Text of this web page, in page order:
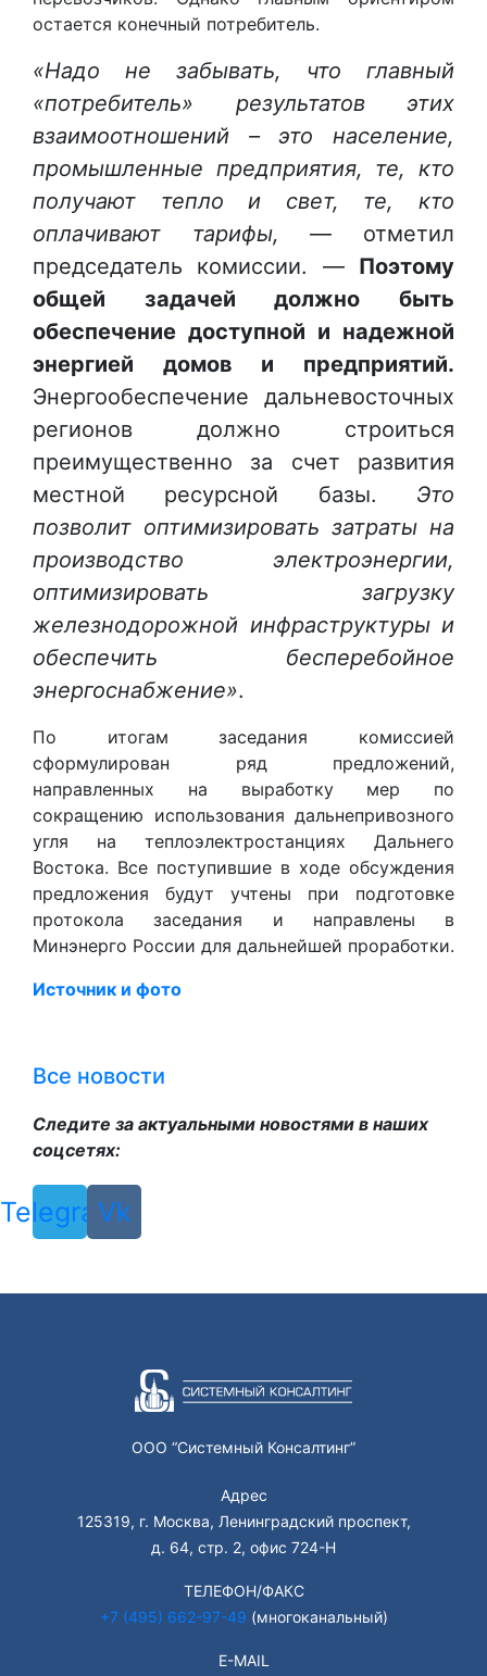
остается конечный потребитель.
«Надо не забывать, что главный
«потребитель» результатов этих
взаимоотношений – это население,
промышленные предприятия, те, кто
получают тепло и свет, те, кто
оплачивают тарифы, — отметил
председатель комиссии. — Поэтому
общей задачей должно быть
обеспечение доступной и надежной
энергией домов и предприятий.
Энергообеспечение дальневосточных
регионов должно строиться
преимущественно за счет развития
местной ресурсной базы. Это
позволит оптимизировать затраты на
производство электроэнергии,
оптимизировать загрузку
железнодорожной инфраструктуры и
обеспечить бесперебойное
энергоснабжение».
По итогам заседания комиссией
сформулирован ряд предложений,
направленных на выработку мер по
сокращению использования дальнепривозного
угля на теплоэлектростанциях Дальнего
Востока. Все поступившие в ходе обсуждения
предложения будут учтены при подготовке
протокола заседания и направлены в
Минэнерго России для дальнейшей проработки.
Источник и фото
Все новости
Следите за актуальными новостями в наших
соцсетях:
Telegram
Vk
ООО “Системный Консалтинг”
Адрес
125319, г. Москва, Ленинградский проспект,
д. 64, стр. 2, офис 724-Н
ТЕЛЕФОН/ФАКС
+7 (495) 662-97-49 (многоканальный)
E-MAIL